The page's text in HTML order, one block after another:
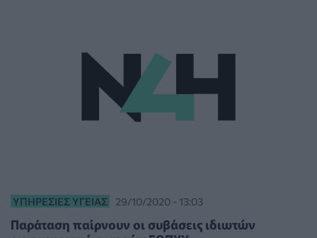
ΥΠΗΡΕΣΊΕΣ ΥΓΕΊΑΣ 29/10/2020 - 13:03
Παράταση παίρνουν οι συβάσεις ιδιωτών